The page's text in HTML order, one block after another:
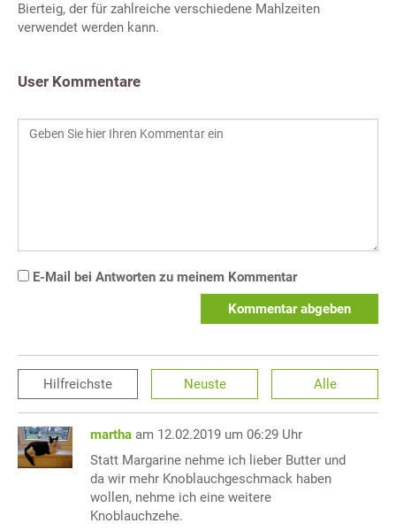
Bierteig, der für zahlreiche verschiedene Mahlzeiten
verwendet werden kann.
User Kommentare
E-Mail bei Antworten zu meinem Kommentar
Kommentar abgeben
Hilfreichste Neuste Alle
martha am 12.02.2019 um 06:29 Uhr
Statt Margarine nehme ich lieber Butter und
da wir mehr Knoblauchgeschmack haben
wollen, nehme ich eine weitere
Knoblauchzehe.